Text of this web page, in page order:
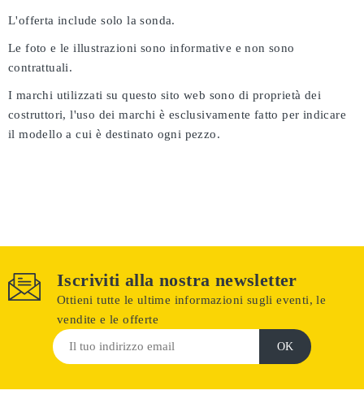
L'offerta include solo la sonda.
Le foto e le illustrazioni sono informative e non sono
contrattuali.
I marchi utilizzati su questo sito web sono di proprietà dei
costruttori, l'uso dei marchi è esclusivamente fatto per indicare
il modello a cui è destinato ogni pezzo.
Iscriviti alla nostra newsletter
Ottieni tutte le ultime informazioni sugli eventi, le
vendite e le offerte